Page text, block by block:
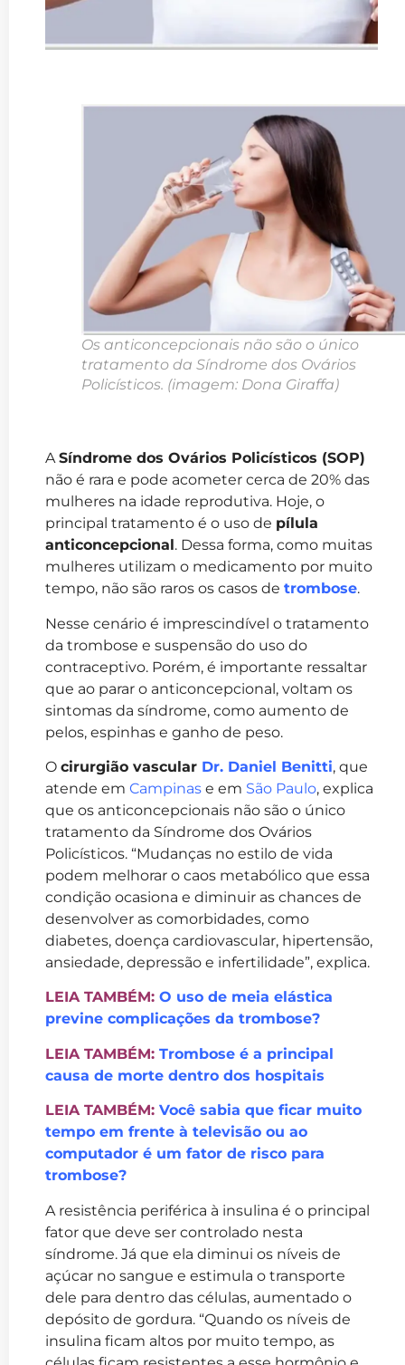
Os anticoncepcionais não são o único
tratamento da Síndrome dos Ovários
Policísticos. (imagem: Dona Giraffa)
ASíndrome dos Ovários Policísticos (SOP)
não é rara e pode acometer cerca de 20% das
mulheres na idade reprodutiva. Hoje, o
principal tratamento é o uso de pílula
anticoncepcional. Dessa forma, como muitas
mulheres utilizam o medicamento por muito
tempo, não são raros os casos de trombose.
Nesse cenário é imprescindível o tratamento
da trombose e suspensão do uso do
contraceptivo. Porém, é importante ressaltar
que ao parar o anticoncepcional, voltam os
sintomas da síndrome, como aumento de
pelos, espinhas e ganho de peso.
O cirurgião vascular Dr. Daniel Benitti, que
atende em Campinas e em São Paulo, explica
que os anticoncepcionais não são o único
tratamento da Síndrome dos Ovários
Policísticos. “Mudanças no estilo de vida
podem melhorar o caos metabólico que essa
condição ocasiona e diminuir as chances de
desenvolver as comorbidades, como
diabetes, doença cardiovascular, hipertensão,
ansiedade, depressão e infertilidade”, explica.
LEIA TAMBÉM: O uso de meia elástica
previne complicações da trombose?
LEIA TAMBÉM: Trombose é a principal
causa de morte dentro dos hospitais
LEIA TAMBÉM: Você sabia que ficar muito
tempo em frente à televisão ou ao
computador é um fator de risco para
trombose?
A resistência periférica à insulina é o principal
fator que deve ser controlado nesta
síndrome. Já que ela diminui os níveis de
açúcar no sangue e estimula o transporte
dele para dentro das células, aumentado o
depósito de gordura. “Quando os níveis de
insulina ficam altos por muito tempo, as